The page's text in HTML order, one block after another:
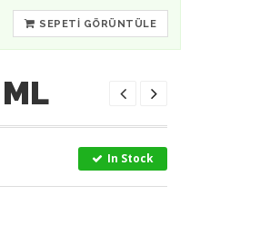
SEPETI GÖRÜNTÜLE
In Stock